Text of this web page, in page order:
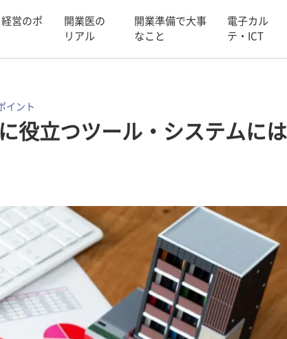
営のポ
開業医の
リアル
開業準備で大事
なこと
電子カル
テ・ICT
イント
役立つツール・システムに